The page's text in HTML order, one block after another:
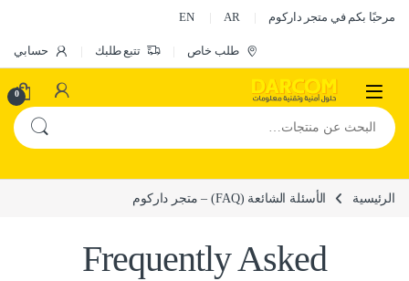
Skip to navigation
Skip to content
مرحبًا بكم في متجر داركوم
طلب خاص تتبع طلبك حسابي
0
البحث عن:
الرئيسية الأسئلة الشائعة (FAQ) – متجر داركوم
Frequently Asked